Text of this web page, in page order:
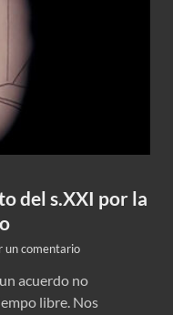
del s.XXI por la
un comentario
acuerdo no
libre. Nos